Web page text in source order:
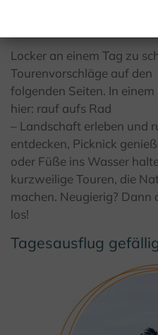
Locker an einem Tag zu
Tourenvorschläge auf den
folgenden Seiten. In
hier: rauf aufs Rad
– Landschaft erleben und
entdecken, Picknick
oder Füße ins Wasser
kurzweilige Touren, die
machen. Neugierig?
los!
Tagesausflug